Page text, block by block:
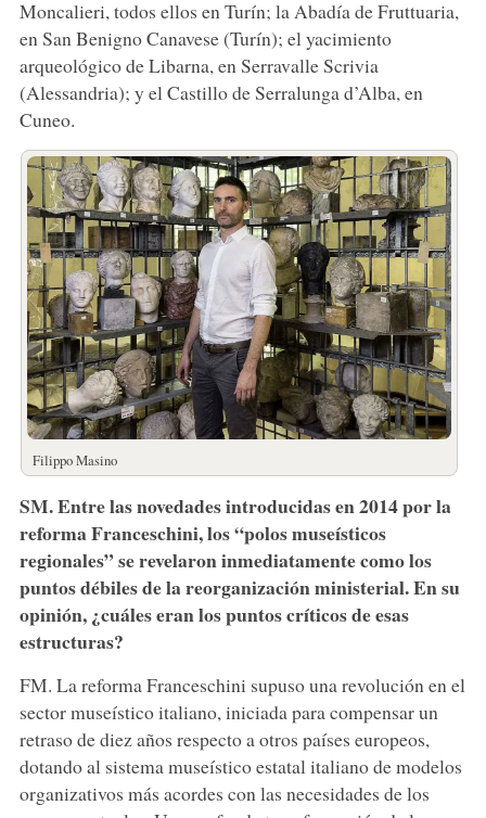
Moncalieri, todos ellos en Turín; la Abadía de Fruttuaria,
en San Benigno Canavese (Turín); el yacimiento
arqueológico de Libarna, en Serravalle Scrivia
(Alessandria); y el Castillo de Serralunga d’Alba, en
Cuneo.
Filippo Masino
SM. Entre las novedades introducidas en 2014 por la
reforma Franceschini, los “polos museísticos
regionales” se revelaron inmediatamente como los
puntos débiles de la reorganización ministerial. En su
opinión, ¿cuáles eran los puntos críticos de esas
estructuras?
FM. La reforma Franceschini supuso una revolución en el
sector museístico italiano, iniciada para compensar un
retraso de diez años respecto a otros países europeos,
dotando al sistema museístico estatal italiano de modelos
organizativos más acordes con las necesidades de los